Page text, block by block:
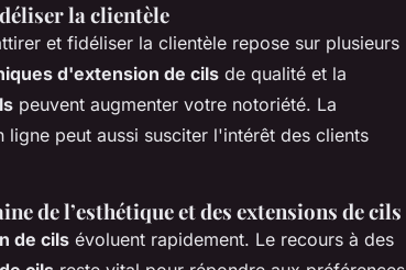
la clientèle
et fidéliser la clientèle repose sur plusieurs
d'extension de cils de qualité et la
peuvent augmenter votre notoriété. La
ligne peut aussi susciter l'intérêt des clients
de l’esthétique et des extensions de cils
de cils évoluent rapidement. Le recours à des